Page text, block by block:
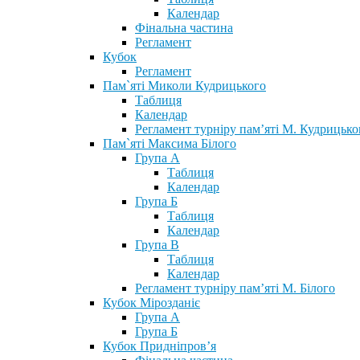
Календар
Фінальна частина
Регламент
Кубок
Регламент
Пам`яті Миколи Кудрицького
Таблиця
Календар
Регламент турніру пам’яті М.
Пам`яті Максима Білого
Група А
Таблиця
Календар
Група Б
Таблиця
Календар
Група В
Таблиця
Календар
Регламент турніру пам’яті М. Білого
Кубок Мірозданіє
Група А
Група Б
Кубок Придніпров’я